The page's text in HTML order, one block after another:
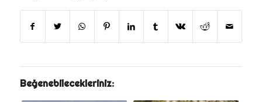
Beğenebilecekleriniz: